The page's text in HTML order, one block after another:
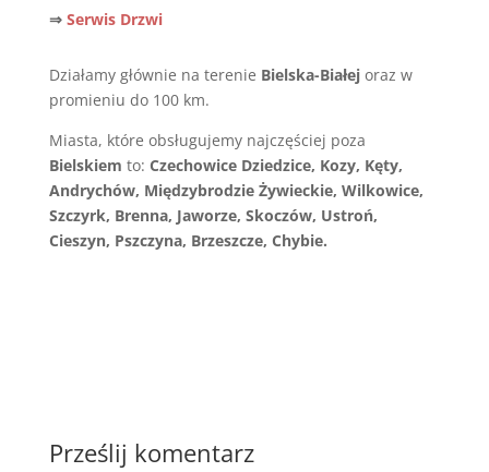
⇒Serwis Drzwi
Działamy głównie na terenie Bielska-Białejoraz w
promieniu do 100 km.
Miasta, które obsługujemy najczęściej poza
Bielskiem to: Czechowice Dziedzice, Kozy, Kęty,
Andrychów, Międzybrodzie Żywieckie, Wilkowice,
Szczyrk, Brenna, Jaworze, Skoczów, Ustroń,
Cieszyn, Pszczyna, Brzeszcze, Chybie.
Prześlij komentarz